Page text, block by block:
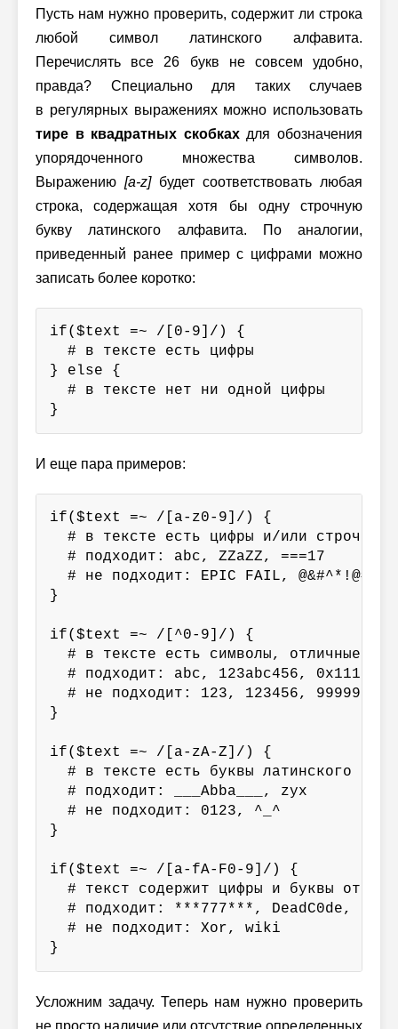
Пусть нам нужно проверить, содержит ли строка
любой символ латинского алфавита.
Перечислять все 26 букв не совсем удобно,
правда? Специально для таких случаев
в регулярных выражениях можно использовать
тире в квадратных скобкахдля обозначения
упорядоченного множества символов.
Выражению [a-z]будет соответствовать любая
строка, содержащая хотя бы одну строчную
букву латинского алфавита. По аналогии,
приведенный ранее пример с цифрами можно
записать более коротко:
if($text =~ /[0-9]/) {
  # в тексте есть цифры
} else {
  # в тексте нет ни одной цифры
}
И еще пара примеров:
if($text =~ /[a-z0-9]/) {
# в тексте есть цифры и/или строчные
  # подходит: abc, ZZaZZ, ===17
  # не подходит: EPIC FAIL, @&#^*!@#
}
if($text =~ /[^0-9]/) {
# в тексте есть символы, отличные от
# подходит: abc, 123abc456,
# не подходит: 123, 123456,
}
if($text =~ /[a-zA-Z]/) {
# в тексте есть буквы латинского
  # подходит: ___Abba___, zyx
  # не подходит: 0123, ^_^
}
if($text =~ /[a-fA-F0-9]/) {
# текст содержит цифры и буквы от A
# подходит: ***777***, DeadC0de,
  # не подходит: Xor, wiki
}
Усложним задачу. Теперь нам нужно проверить